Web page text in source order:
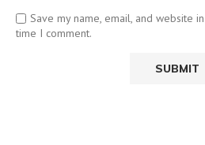
Save my name, email, and website
time I comment.